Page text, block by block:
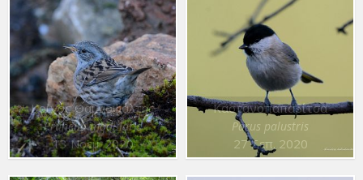
Κοινός Θαμνοψάλτης
Prunella modularis
13 Νοεμ. 2020
Καστανοπαπαδίτσα
Parus palustris
27 Σεπ. 2020